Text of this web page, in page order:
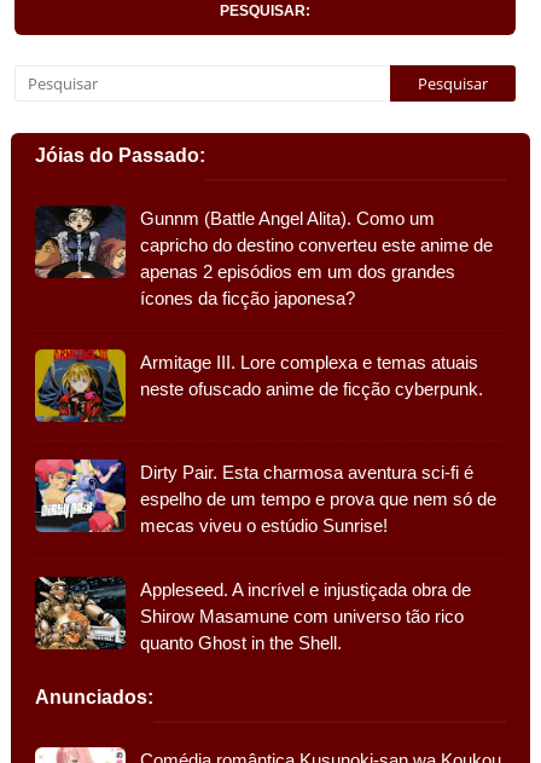
PESQUISAR:
Jóias do Passado:
Gunnm (Battle Angel Alita). Como um
capricho do destino converteu este anime de
apenas 2 episódios em um dos grandes
ícones da ficção japonesa?
Armitage III. Lore complexa e temas atuais
neste ofuscado anime de ficção cyberpunk.
Dirty Pair. Esta charmosa aventura sci-fi é
espelho de um tempo e prova que nem só de
mecas viveu o estúdio Sunrise!
Appleseed. A incrível e injustiçada obra de
Shirow Masamune com universo tão rico
quanto Ghost in the Shell.
Anunciados: